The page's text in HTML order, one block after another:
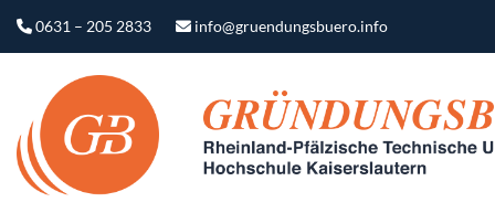
0631 – 205 2833 info@gruendungsbuero.info